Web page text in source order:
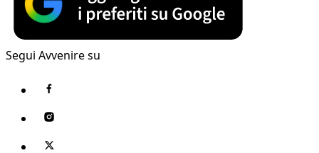
Segui Avvenire su